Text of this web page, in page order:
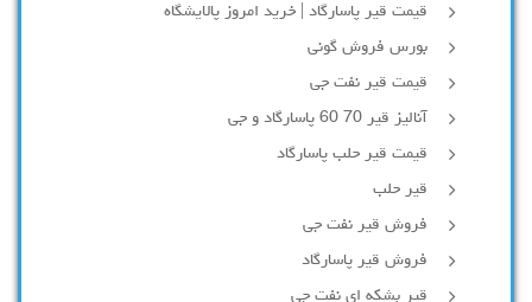
قیمت قیر پاسارگاد | خرید امروز پالایشگاه
بورس فروش گونی
قیمت قیر نفت جی
آنالیز قیر 70 60 پاسارگاد و جی
قیمت قیر حلب پاسارگاد
قیر حلب
فروش قیر نفت جی
فروش قیر پاسارگاد
قیر بشکه ای نفت جی